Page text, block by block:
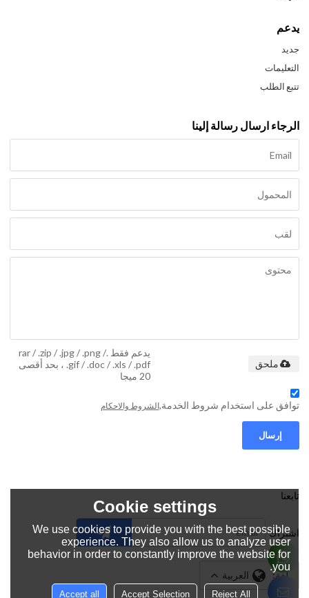
يدعم
جديد
التعليمات
تتبع الطلب
الرجاء ارسال رسالة إلينا
يدعم فقط .rar / .zip / .jpg / .png /
.gif / .doc / .xls / .pdf ، بحد أقصى
20 ميجا
ملحق
توافق على استخدام شروط الخدمة,الشروط والاحكام
إرسال
تابعنا
اشتراك
لغة: العربية
Cookie settings
We use cookies to provide you with the best possible
experience. They also allow us to analyze user
behavior in order to constantly improve the website for
you.
Reject All
Accept Selection
Accept all